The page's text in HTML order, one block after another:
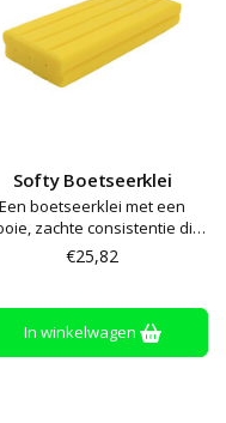
Softy Boetseerklei
Een boetseerklei met een
zachte consistentie die
niet uitdroogt of afgeeft. Alle
kleuren zijn onderling
en te vormen – zelfs
kleine handen. Glutenvrij
en vegan
€25,82
In winkelwagen